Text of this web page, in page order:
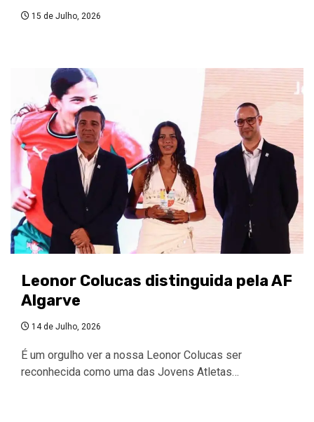
15 de Julho, 2026
Leonor Colucas distinguida pela AF
Algarve
14 de Julho, 2026
É um orgulho ver a nossa Leonor Colucas ser
reconhecida como uma das Jovens Atletas…